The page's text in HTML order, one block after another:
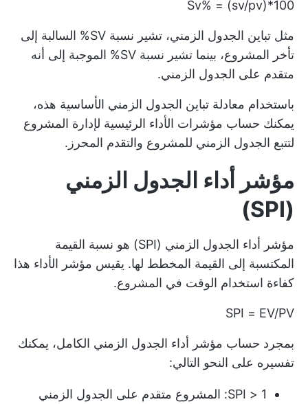
Sv% = (sv/pv)*100
مثل تباين الجدول الزمني، تشير نسبة SV% السالبة إلى
تأخر المشروع، بينما تشير نسبة SV% الموجبة إلى أنه
متقدم على الجدول الزمني.
باستخدام معادلة تباين الجدول الزمني الأساسية هذه،
يمكنك حساب مؤشرات الأداء الرئيسية لإدارة المشروع
لتتبع الجدول الزمني للمشروع والتقدم المحرز.
مؤشر أداء الجدول الزمني
(SPI)
مؤشر أداء الجدول الزمني (SPI) هو نسبة القيمة
المكتسبة إلى القيمة المخطط لها. يقيس مؤشر الأداء هذا
كفاءة استخدام الوقت في المشروع.
SPI = EV/PV
بمجرد حساب مؤشر أداء الجدول الزمني الكامل، يمكنك
تفسيره على النحو التالي:
SPI > 1: المشروع متقدم على الجدول الزمني